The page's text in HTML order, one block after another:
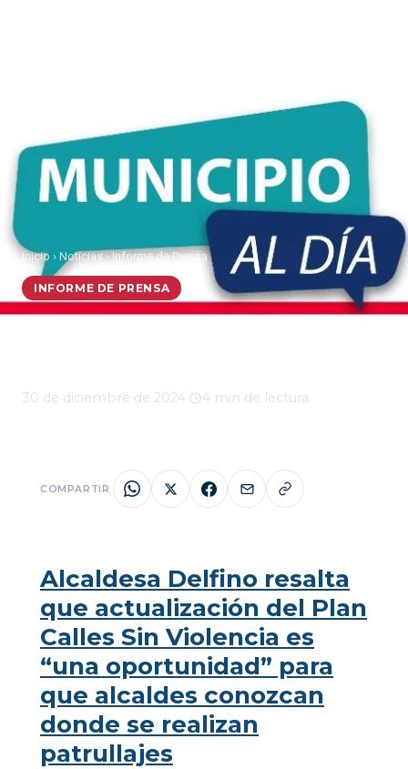
Inicio › Noticias›Informe de Prensa
INFORME DE PRENSA
30 de diciembre de 2024 4 min de lectura
COMPARTIR
Alcaldesa Delfino resalta
que actualización del Plan
Calles Sin Violencia es
“una oportunidad” para
que alcaldes conozcan
donde se realizan
patrullajes